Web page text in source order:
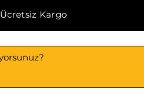
Ücretsiz Kargo